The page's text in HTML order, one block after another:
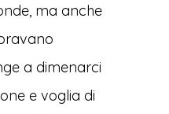
ma anche
a dimenarci
e voglia di